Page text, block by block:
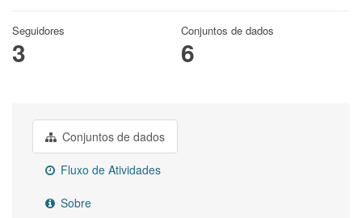
Seguidores
3
Conjuntos de dados
6
Conjuntos de dados
Fluxo de Atividades
Sobre